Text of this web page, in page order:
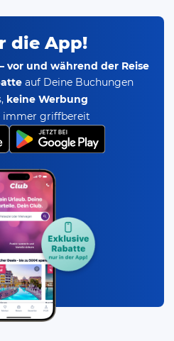
die App!
vor und während der Reise
auf Deine Buchungen
keine Werbung
immer griffbereit